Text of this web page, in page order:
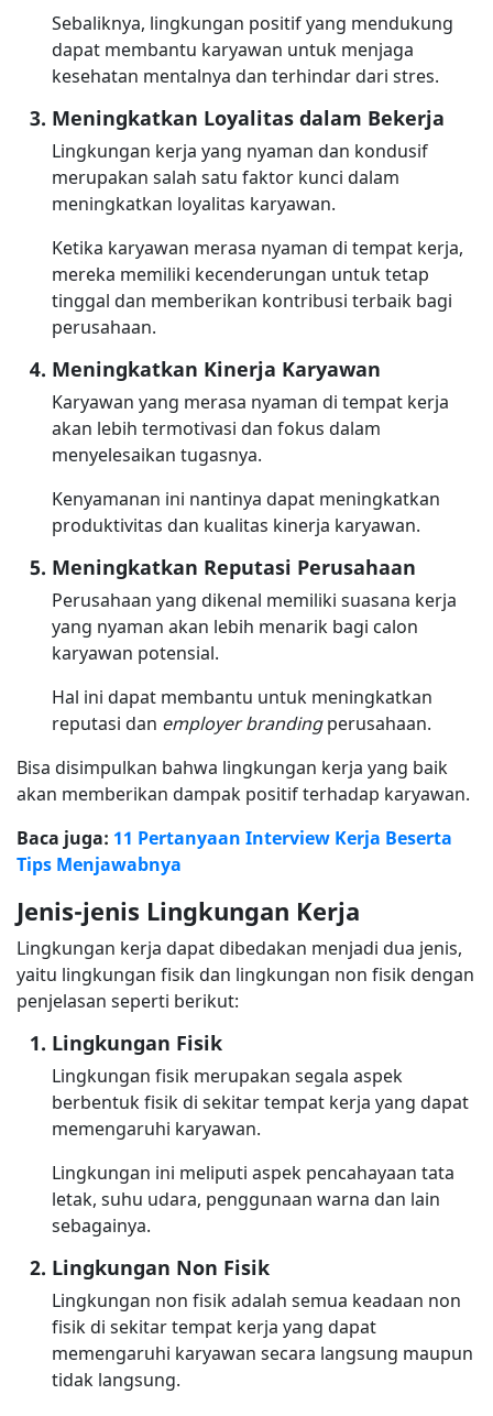
Sebaliknya, lingkungan positif yang mendukung
dapat membantu karyawan untuk menjaga
kesehatan mentalnya dan terhindar dari stres.
Meningkatkan Loyalitas dalam Bekerja
Lingkungan kerja yang nyaman dan kondusif
merupakan salah satu faktor kunci dalam
meningkatkan loyalitas karyawan.
Ketika karyawan merasa nyaman di tempat kerja,
mereka memiliki kecenderungan untuk tetap
tinggal dan memberikan kontribusi terbaik bagi
perusahaan.
Meningkatkan Kinerja Karyawan
Karyawan yang merasa nyaman di tempat kerja
akan lebih termotivasi dan fokus dalam
menyelesaikan tugasnya.
Kenyamanan ini nantinya dapat meningkatkan
produktivitas dan kualitas kinerja karyawan.
Meningkatkan Reputasi Perusahaan
Perusahaan yang dikenal memiliki suasana kerja
yang nyaman akan lebih menarik bagi calon
karyawan potensial.
Hal ini dapat membantu untuk meningkatkan
reputasi dan employer brandingperusahaan.
Bisa disimpulkan bahwa lingkungan kerja yang baik
akan memberikan dampak positif terhadap karyawan.
Baca juga: 11 Pertanyaan Interview Kerja Beserta
Tips Menjawabnya
Jenis-jenis Lingkungan Kerja
Lingkungan kerja dapat dibedakan menjadi dua jenis,
yaitu lingkungan fisik dan lingkungan non fisik dengan
penjelasan seperti berikut:
Lingkungan Fisik
Lingkungan fisik merupakan segala aspek
berbentuk fisik di sekitar tempat kerja yang dapat
memengaruhi karyawan.
Lingkungan ini meliputi aspek pencahayaan tata
letak, suhu udara, penggunaan warna dan lain
sebagainya.
Lingkungan Non Fisik
Lingkungan non fisik adalah semua keadaan non
fisik di sekitar tempat kerja yang dapat
memengaruhi karyawan secara langsung maupun
tidak langsung.